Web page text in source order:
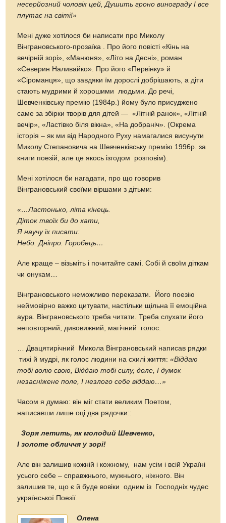
несерйозний чоловік цей, Душить гроно винограду І все
плутає на світі!»
Мені дуже хотілося би написати про Миколу
Вінграновського-прозаїка . Про його повісті «Кінь на
вечірній зорі», «Манюня», «Літо на Десні», роман
«Северин Наливайко». Про його «Первінку» й
«Сіроманця», що завдяки їм дорослі добрішають, а діти
стають мудрими й хорошими людьми. До речі,
Шевченківську премію (1984р.) йому було присуджено
саме за збірки творів для дітей — «Літній ранок», «Літній
вечір», «Ластівко біля вікна», «На добраніч». (Окрема
історія – як ми від Народного Руху намагалися висунути
Миколу Степановича на Шевченківську премію 1996р. за
книги поезій, але це якось ізгодом розповім).
Мені хотілося би нагадати, про що говорив
Вінграновський своїми віршами з дітьми:
«…Ластонько, літа кінець.
Діток твоїх би до хати,
Я научу їх писати:
Небо. Дніпро.Горобець…
Але краще – візьміть і почитайте самі. Собі й своїм діткам
чи онукам…
Вінграновського неможливо переказати. Його поезію
неймовірно важко цитувати, настільки щільна її емоційна
аура. Вінграновського треба читати. Треба слухати його
неповторний, дивовижний, магічний голос.
… Двацятирічний Микола Вінграновський написав рядки
тихі й мудрі, як голос людини на схилі життя:«Віддаю
тобі волю свою, Віддаю тобі силу, доле, І думок
незасніжене поле, І незлого себе віддаю…»
Часом я думаю: він міг стати великим Поетом,
написавши лише оці два рядочки::
Зоря летить, як молодий Шевченко,
І золоте обличчя у зорі!
Але він залишив кожній і кожному, нам усім і всій Україні
усього себе – справжнього, мужнього, ніжного. Він
залишив те, що є й буде вовіки одним із Господніх чудес
української Поезії.
Олена